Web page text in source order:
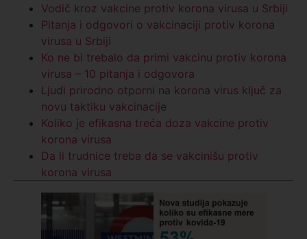
Vodič kroz vakcine protiv korona virusa u Srbiji
Pitanja i odgovori o vakcinaciji protiv korona
virusa u Srbiji
Ko ne bi trebalo da primi vakcinu protiv korona
virusa – 10 pitanja i odgovora
Ljudi prirodno otporni na korona virus ključ za
novu taktiku vakcinacije
Koliko je efikasna treća doza vakcine protiv
korona virusa
Da li trudnice treba da se vakcinišu protiv
korona virusa